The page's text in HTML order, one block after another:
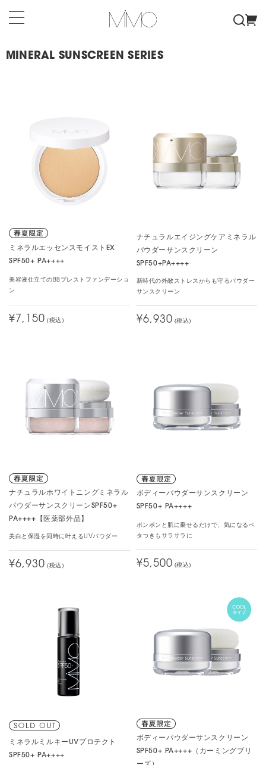
MINERAL SUNSCREEN SERIES
ミネラルエッセンスモイストEX
SPF50+ PA++++
美容液仕立てのBBプレストファンデーショ
ン
¥7,150 (税込)
ナチュラルエイジングケアミネラル
パウダーサンスクリーン
SPF50+PA++++
新時代の外敵ストレスからも守るパウダー
サンスクリーン
¥6,930 (税込)
ナチュラルホワイトニングミネラル
パウダーサンスクリーンSPF50+
PA++++【医薬部外品】
美白と保湿を同時に叶えるUVパウダー
¥6,930 (税込)
ボディーパウダーサンスクリーン
SPF50+ PA++++
ポンポンと肌に乗せるだけで、気になるベ
タつきもサラサラに
¥5,500 (税込)
ミネラルミルキーUVプロテクト
SPF50+ PA++++
ボディーパウダーサンスクリーン
SPF50+ PA++++（カーミングブリ